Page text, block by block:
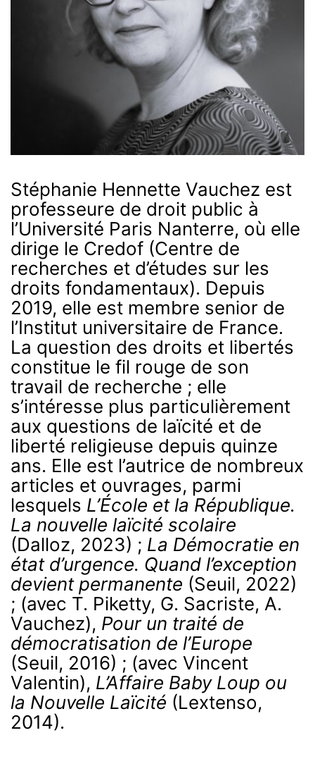
Stéphanie Hennette Vauchez est
professeure de droit public à
l’Université Paris Nanterre, où elle
dirige le Credof (Centre de
recherches et d’études sur les
droits fondamentaux). Depuis
2019, elle est membre senior de
l’Institut universitaire de France.
La question des droits et libertés
constitue le fil rouge de son
travail de recherche ; elle
s’intéresse plus particulièrement
aux questions de laïcité et de
liberté religieuse depuis quinze
ans. Elle est l’autrice de nombreux
articles et ouvrages, parmi
lesquels L’École et la République.
La nouvelle laïcité scolaire
(Dalloz, 2023) ; La Démocratie en
état d’urgence. Quand l’exception
devient permanente (Seuil, 2022)
; (avec T. Piketty, G. Sacriste, A.
Vauchez), Pour un traité de
démocratisation de l’Europe
(Seuil, 2016) ; (avec Vincent
Valentin), L’Affaire Baby Loup ou
la Nouvelle Laïcité (Lextenso,
2014).